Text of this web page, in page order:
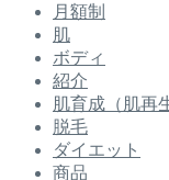
月額制
肌
ボディ
紹介
肌育成（肌再
脱毛
ダイエット
商品